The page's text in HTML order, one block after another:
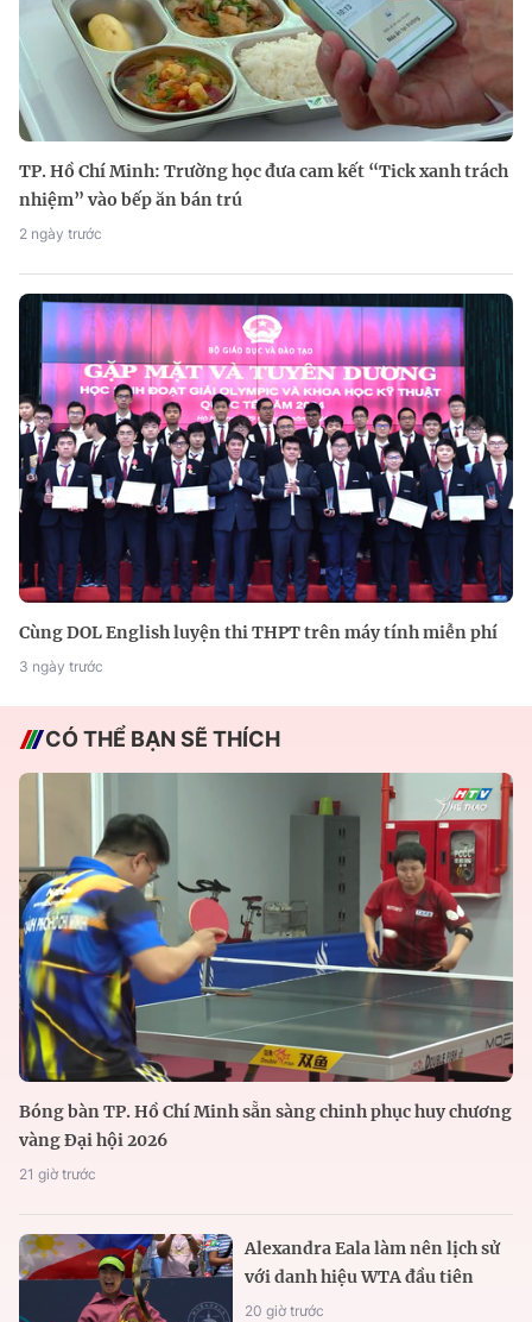
TP. Hồ Chí Minh: Trường học đưa cam kết “Tick xanh trách
nhiệm” vào bếp ăn bán trú
2 ngày trước
Cùng DOL English luyện thi THPT trên máy tính miễn phí
3 ngày trước
CÓ THỂ BẠN SẼ THÍCH
Bóng bàn TP. Hồ Chí Minh sẵn sàng chinh phục huy chương
vàng Đại hội 2026
21 giờ trước
Alexandra Eala làm nên lịch sử
với danh hiệu WTA đầu tiên
20 giờ trước